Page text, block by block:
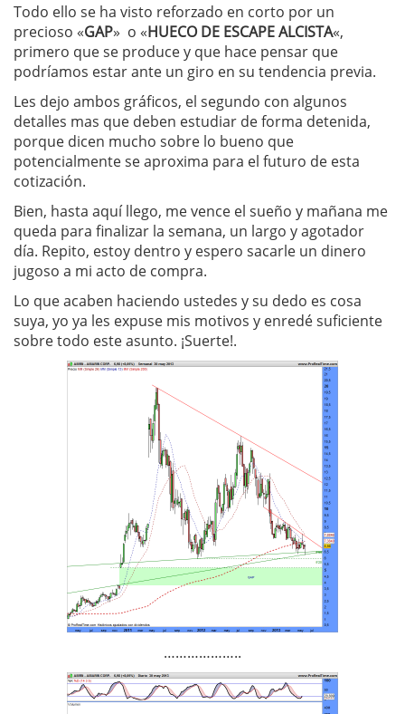
Todo ello se ha visto reforzado en corto por un
precioso «GAP» o «HUECO DE ESCAPE ALCISTA«,
primero que se produce y que hace pensar que
podríamos estar ante un giro en su tendencia previa.
Les dejo ambos gráficos, el segundo con algunos
detalles mas que deben estudiar de forma detenida,
porque dicen mucho sobre lo bueno que
potencialmente se aproxima para el futuro de esta
cotización.
Bien, hasta aquí llego, me vence el sueño y mañana me
queda para finalizar la semana, un largo y agotador
día. Repito, estoy dentro y espero sacarle un dinero
jugoso a mi acto de compra.
Lo que acaben haciendo ustedes y su dedo es cosa
suya, yo ya les expuse mis motivos y enredé suficiente
sobre todo este asunto. ¡Suerte!.
………………..